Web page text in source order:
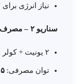
نیاز انرژی برای ۲ ساعت:
سناریو ۲ – مصرف سبک‌تر:
۲ یونیت + کولر ۳۲k + ساکشن + کمپرسور + کامپیوتر
توان مصرفی: ۵ تا ۸ kW